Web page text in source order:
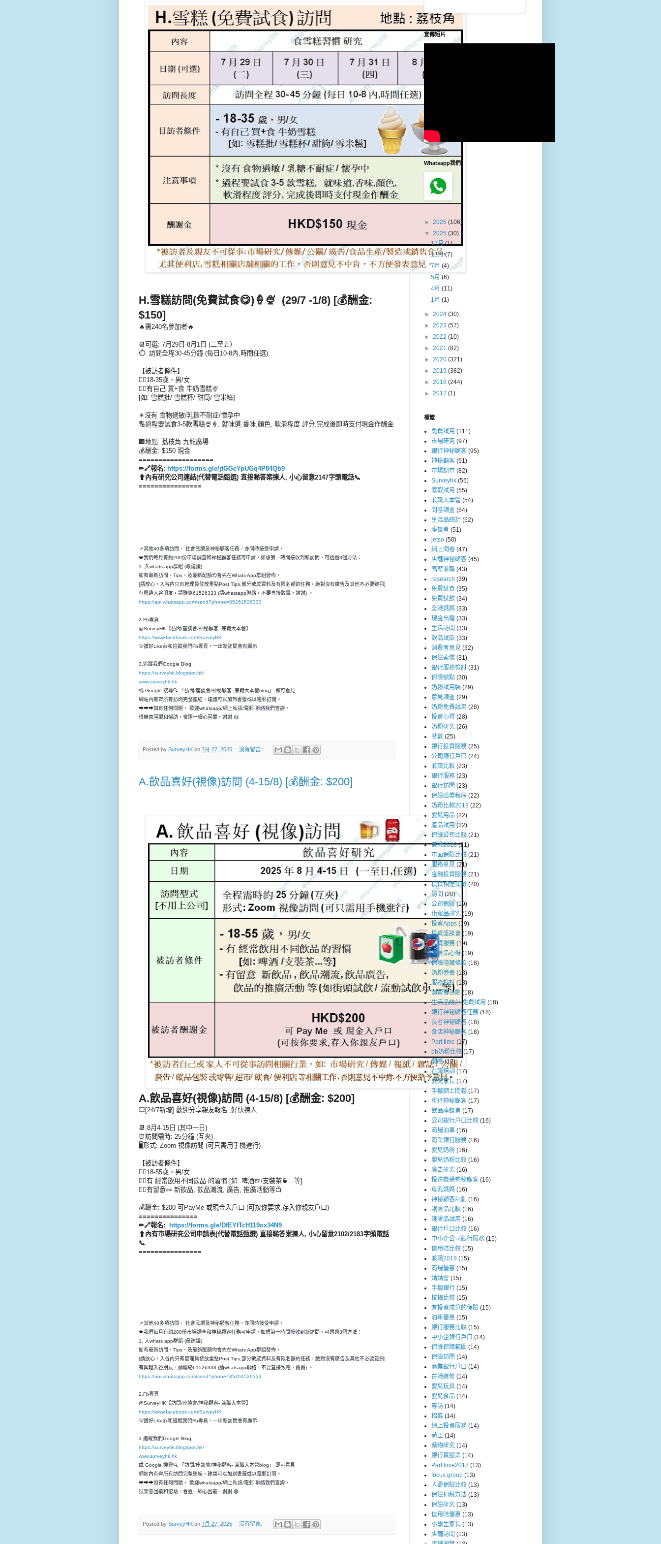
H.雪糕訪問(免費試食😋) 🍦🍨 (29/7 -1/8) [💰酬金:
$150]
🔥需240名參加者🔥
📆可選: 7月29日-8月1日 (二至五）
⏱️: 訪問全程30-45分鐘 (每日10-8內,時間任選)
【被訪者條件】:
👉🏻18-35歲，男/女
👉🏻有自己 買+食 牛奶雪糕🍨
[如: 雪糕批/ 雪糕杯/ 甜筒/ 雪米糍]
✴️沒有 食物過敏/乳糖不耐症/懷孕中
🔢過程要試食3-5款雪糕🍨🍦, 就味道,香味,顏色, 軟滑程度 評分,完成後即時支付現金作酬金
🏢地點: 荔枝角 九龍廣場
💰酬金: $150 現金
===================
✏🔗報名: https://forms.gle/jtGGeYpUGq4P84Qb9
⬆內有研究公司連結(代替電話甄選) 直接睇答案揀人, 小心留意2147字頭電話📞
================
📌其他40多項訪問、 社會民調及神秘顧客任務，亦同時接受申請，
🍁我們每月有約200份市場調查和神秘顧客任務可申請，如想第一時間接收到新訪問，可透過3個方法：
1. 入whats app群組 (最建議)
如有最新訪問、Tips、及最新配額均會先在Whats App群組發佈，
[請放心，入谷內只有管理員發放重點Post,Tips,部分敏感資料及有限名額的任務，絶對沒有廣告及其他不必要雜訊]
有興趣入谷朋友，請聯絡61526333 (請whatsapp聯絡，不要直接致電，謝謝) 。
https://api.whatsapp.com/send?phone=85261526333
2.Fb專頁
@SurveyHK【訪問/座談會/神秘顧客- 兼職大本營】
https://www.facebook.com/SurveyHK
💡讚好Like👍和追蹤我們Fb專頁，一出新訪問會有顯示
3.追蹤我們Google Blog
https://surveyhk.blogspot.hk/
www.surveyhk.hk
或 Google 搜尋🔍 「訪問/座談會/神秘顧客- 兼職大本營blog」 即可看見
網站內有齊所有訪問完整連結，建議可以加到書籤或以電郵訂閱。
➡➡➡如有任何問題， 歡迎whatsapp/網上私訊/電郵 聯絡我們查詢，
很樂意回覆和恊助，會逐一細心回覆，謝謝 😄
Posted by SurveyHK on 7月 27, 2025 沒有留言:
A.飲品喜好(視像)訪問 (4-15/8) [💰酬金: $200]
A.飲品喜好(視像)訪問 (4-15/8) [💰酬金: $200]
💥[24/7新增] 歡迎分享親友報名 ,好快揀人
📆:8月4-15日 (其中一日)
⏰訪問需時: 25分鐘 (互夾)
🖥️形式: Zoom 視像訪問 (可只需用手機進行)
【被訪者條件】
👉🏻18-55歲，男/女
👉🏻有 經常飲用不同飲品 的習慣 [如: 啤酒🍺/支裝茶🍵...等]
👉🏻有留意👀 新飲品, 飲品潮流, 廣告, 推廣活動等📺
💰酬金: $200 可PayMe 或現金入戶口 (可按你要求,存入你親友戶口)
===============
✏🔗報名: https://forms.gle/DfEYfTcH119ox34N9
⬆內有市場研究公司申請表(代替電話甄選) 直接睇答案揀人, 小心留意2102/2183字頭電話
📞
================
📌其他40多項訪問、 社會民調及神秘顧客任務，亦同時接受申請，
🍁我們每月有約200份市場調查和神秘顧客任務可申請，如想第一時間接收到新訪問，可透過3個方法：
1. 入whats app群組 (最建議)
如有最新訪問、Tips、及最新配額均會先在Whats App群組發佈，
[請放心，入谷內只有管理員發放重點Post,Tips,部分敏感資料及有限名額的任務，絶對沒有廣告及其他不必要雜訊]
有興趣入谷朋友，請聯絡61526333 (請whatsapp聯絡，不要直接致電，謝謝) 。
https://api.whatsapp.com/send?phone=85261526333
2.Fb專頁
@SurveyHK【訪問/座談會/神秘顧客- 兼職大本營】
https://www.facebook.com/SurveyHK
💡讚好Like👍和追蹤我們Fb專頁，一出新訪問會有顯示
3.追蹤我們Google Blog
https://surveyhk.blogspot.hk/
www.surveyhk.hk
或 Google 搜尋🔍 「訪問/座談會/神秘顧客- 兼職大本營blog」 即可看見
網站內有齊所有訪問完整連結，建議可以加到書籤或以電郵訂閱。
➡➡➡如有任何問題， 歡迎whatsapp/網上私訊/電郵 聯絡我們查詢，
很樂意回覆和恊助，會逐一細心回覆，謝謝 😄
Posted by SurveyHK on 7月 27, 2025 沒有留言:
宣傳短片
Whatsapp我們
► 2026 (106)
▼ 2025 (30)
12月(1)
11月(7)
7月(4)
5月(6)
4月(11)
1月(1)
► 2024 (30)
► 2023 (57)
► 2022 (10)
► 2021 (82)
► 2020 (321)
► 2019 (382)
► 2018 (244)
► 2017 (1)
標籤
免費試用 (111)
市場研究 (97)
銀行神秘顧客 (95)
神秘顧客 (91)
市場調查 (82)
Surveyhk (55)
索取試用 (55)
兼職大本營 (54)
問卷調查 (54)
生活品統計 (52)
座談會 (51)
jetso (50)
網上問卷 (47)
店舖神秘顧客 (45)
高薪兼職 (43)
research (39)
免費試食 (35)
免費試飲 (34)
全職媽媽 (33)
現金出糧 (33)
生活訪問 (33)
飲品試飲 (33)
消費者意見 (32)
保險索償 (31)
銀行服務檢討 (31)
保險缺點 (30)
奶粉試用裝 (29)
意見調查 (29)
奶粉免費試用 (28)
投資心得 (28)
奶粉研究 (26)
著數 (25)
銀行投資服務 (25)
公司銀行戶口 (24)
兼職比較 (23)
銀行服務 (23)
銀行訪問 (23)
保險賠償程序 (22)
奶粉比較2019 (22)
嬰兒用品 (22)
產品試用 (22)
保險公司比較 (21)
兼職2018 (21)
市面保險比較 (21)
服務意見 (21)
金融投資服務 (21)
投資相連保險 (20)
訪問 (20)
公司保險 (19)
化妝品研究 (19)
投資Apps (19)
投資座談會 (19)
投資服務 (19)
護膚品心得 (19)
保險隱藏條款 (18)
奶粉營養 (18)
服務檢討 (18)
消費者心態 (18)
生活品統計 免費試用 (18)
銀行神秘顧客任務 (18)
長者神秘顧客 (18)
食店神秘顧客 (18)
Part time (17)
bb奶粉比較 (17)
問卷 (17)
在職培訓 (17)
嬰兒家長 (17)
手機網上問卷 (17)
車行神秘顧客 (17)
飲品座談會 (17)
公司銀行戶口比較 (16)
商場泊車 (16)
商業銀行服務 (16)
嬰兒奶粉 (16)
嬰兒奶粉比較 (16)
廣告研究 (16)
投注機構神秘顧客 (16)
母乳媽媽 (16)
神秘顧客計劃 (16)
護膚品比較 (16)
護膚品試用 (16)
銀行戶口比較 (16)
中小企公司銀行服務 (15)
信用咭比較 (15)
兼職2019 (15)
商場優惠 (15)
媽媽會 (15)
手機銀行 (15)
按揭比較 (15)
有投資成分的保險 (15)
泊車優惠 (15)
銀行服務比較 (15)
中小企銀行戶口 (14)
保險保障範圍 (14)
保險訪問 (14)
商業銀行戶口 (14)
在職進修 (14)
嬰兒玩具 (14)
嬰兒食品 (14)
專訪 (14)
招募 (14)
網上投資服務 (14)
荀工 (14)
藥物研究 (14)
銀行買股票 (14)
Part time2018 (13)
focus group (13)
人壽保險比較 (13)
保險扣稅方法 (13)
保險研究 (13)
信用咭優惠 (13)
小學生家長 (13)
店舖訪問 (13)